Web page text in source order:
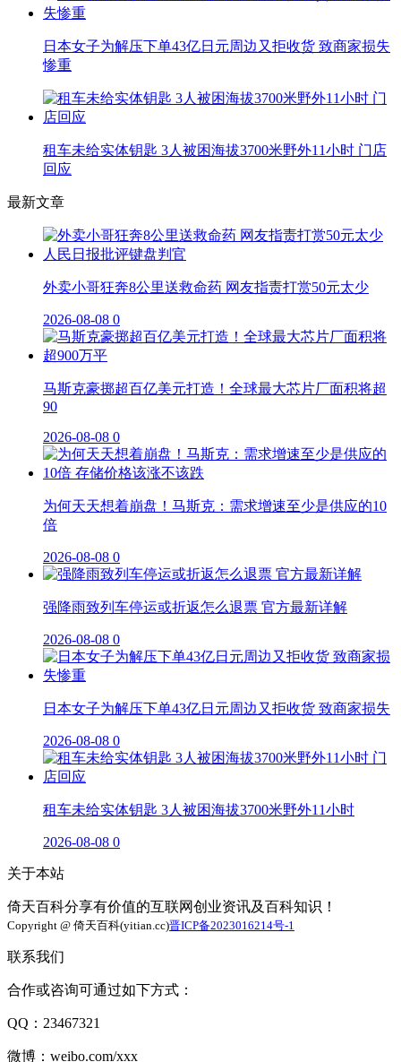
日本女子为解压下单43亿日元周边又拒收货 致商家损失
惨重
租车未给实体钥匙 3人被困海拔3700米野外11小时 门店
回应
最新文章
外卖小哥狂奔8公里送救命药 网友指责打赏50元太少
2026-08-08 0
马斯克豪掷超百亿美元打造！全球最大芯片厂面积将超
90
2026-08-08 0
为何天天想着崩盘！马斯克：需求增速至少是供应的10
倍
2026-08-08 0
强降雨致列车停运或折返怎么退票 官方最新详解
2026-08-08 0
日本女子为解压下单43亿日元周边又拒收货 致商家损失
2026-08-08 0
租车未给实体钥匙 3人被困海拔3700米野外11小时
2026-08-08 0
关于本站
倚天百科分享有价值的互联网创业资讯及百科知识！
Copyright @ 倚天百科(yitian.cc)晋ICP备2023016214号-1
联系我们
合作或咨询可通过如下方式：
QQ：23467321
微博：weibo.com/xxx